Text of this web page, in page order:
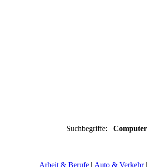
Suchbegriffe:
Computer
Arbeit & Berufe| Auto & Verkehr|